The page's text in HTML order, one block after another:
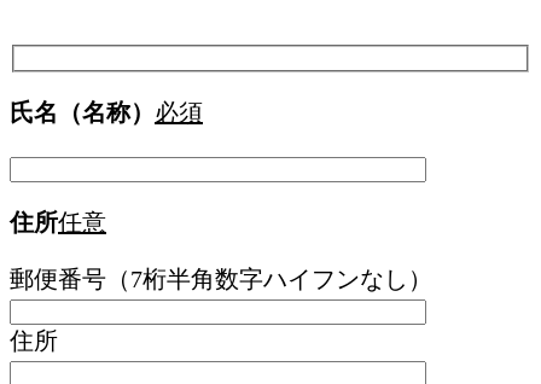
氏名（名称） 必須
住所任意
郵便番号（7桁半角数字ハイフンなし）
住所